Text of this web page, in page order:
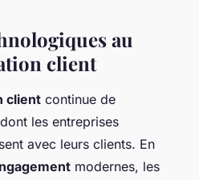
au
client
client continue de
les entreprises
avec leurs clients. En
modernes, les